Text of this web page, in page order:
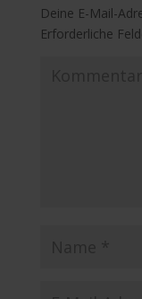
Deine E-Mail-
Erforderliche